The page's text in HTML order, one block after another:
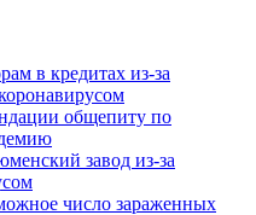
в кредитах из-за
общепиту по
завод из-за
число зараженных